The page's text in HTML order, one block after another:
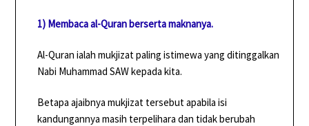
1) Membaca al-Quran berserta maknanya.
Al-Quran ialah mukjizat paling istimewa yang ditinggalkan
Nabi Muhammad SAW kepada kita.
Betapa ajaibnya mukjizat tersebut apabila isi
kandungannya masih terpelihara dan tidak berubah